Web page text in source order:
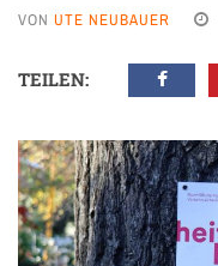
VON UTE NEUBAUER
TEILEN: